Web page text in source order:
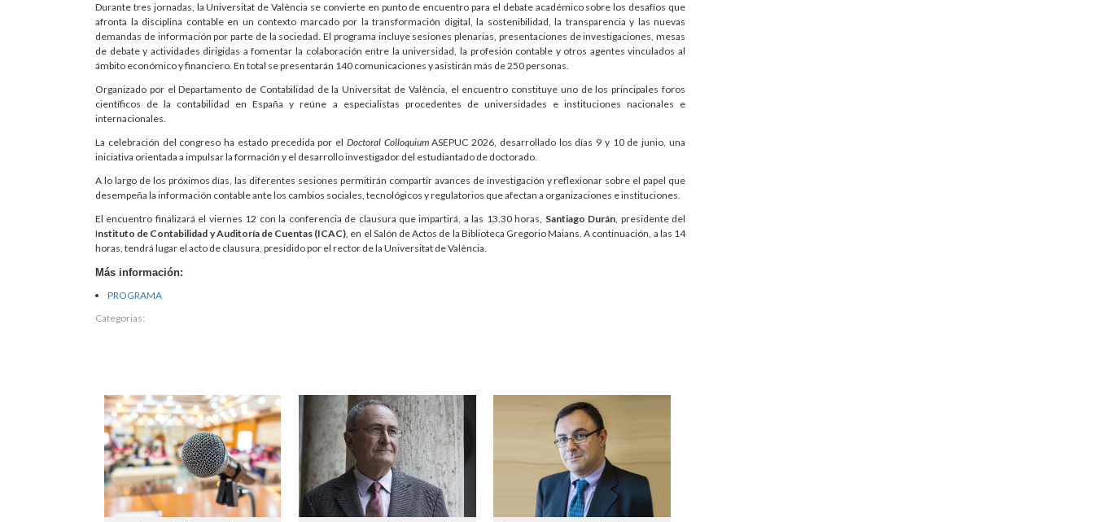
Durante tres jornadas, la Universitat de València se convierte en punto de encuentro para el debate académico sobre los desafíos que
afronta la disciplina contable en un contexto marcado por la transformación digital, la sostenibilidad, la transparencia y las nuevas
demandas de información por parte de la sociedad. El programa incluye sesiones plenarias, presentaciones de investigaciones, mesas
de debate y actividades dirigidas a fomentar la colaboración entre la universidad, la profesión contable y otros agentes vinculados al
ámbito económico y financiero. En total se presentarán 140 comunicaciones y asistirán más de 250 personas.
Organizado por el Departamento de Contabilidad de la Universitat de València, el encuentro constituye uno de los principales foros
científicos de la contabilidad en España y reúne a especialistas procedentes de universidades e instituciones nacionales e
internacionales.
La celebración del congreso ha estado precedida por el Doctoral Colloquium ASEPUC 2026, desarrollado los días 9 y 10 de junio, una
iniciativa orientada a impulsar la formación y el desarrollo investigador del estudiantado de doctorado.
A lo largo de los próximos días, las diferentes sesiones permitirán compartir avances de investigación y reflexionar sobre el papel que
desempeña la información contable ante los cambios sociales, tecnológicos y regulatorios que afectan a organizaciones e instituciones.
El encuentro finalizará el viernes 12 con la conferencia de clausura que impartirá, a las 13.30 horas, Santiago Durán, presidente del
Instituto de Contabilidad y Auditoría de Cuentas (ICAC), en el Salón de Actos de la Biblioteca Gregorio Maians. A continuación, a las 14
horas, tendrá lugar el acto de clausura, presidido por el rector de la Universitat de València.
Más información:
PROGRAMA
Categorias: